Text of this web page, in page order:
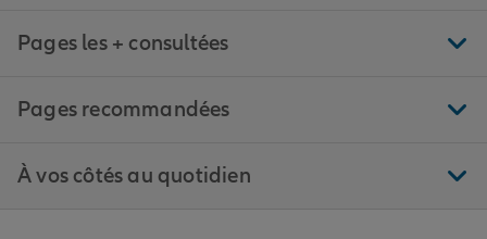
Pages les + consultées
Pages recommandées
À vos côtés au quotidien